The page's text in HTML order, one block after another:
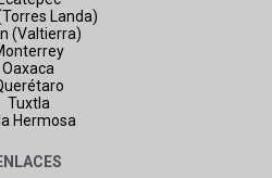
Landa)
(Valtierra)
Oaxaca
Tuxtla
Hermosa